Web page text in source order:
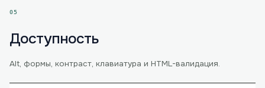
05
Доступность
Alt, формы, контраст, клавиатура и HTML-валидация.